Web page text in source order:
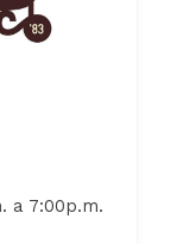
a 7:00p.m.